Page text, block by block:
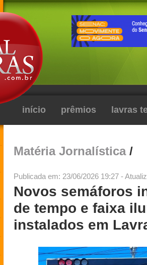
início prêmios lavras
Matéria Jornalística/
Publicada em: 23/06/2026 19:27 -
Novos semáforos
de tempo e faixa
instalados em